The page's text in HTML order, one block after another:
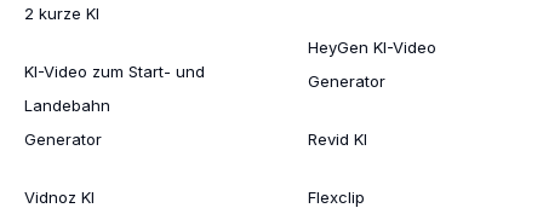
2 kurze KI
KI-Video zum Start- und
Landebahn
Generator
Vidnoz KI
HeyGen KI-Video
Generator
Revid KI
Flexclip